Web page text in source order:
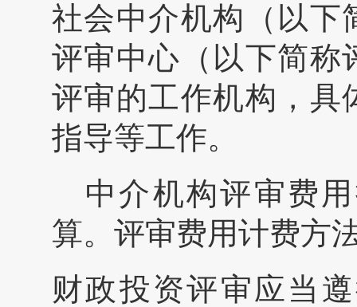
社会中介机构（以下
评审中心（以下简称
评审的工作机构，具
指导等工作。
中介机构评审费
算。评审费用计费方
财政投资评审应当